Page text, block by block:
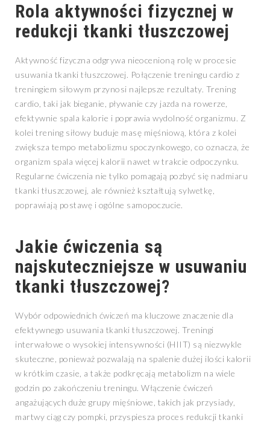
Rola aktywności fizycznej w
redukcji tkanki tłuszczowej
Aktywność fizyczna odgrywa nieocenioną rolę w procesie
usuwania tkanki tłuszczowej. Połączenie treningu cardio z
treningiem siłowym przynosi najlepsze rezultaty. Trening
cardio, taki jak bieganie, pływanie czy jazda na rowerze,
efektywnie spala kalorie i poprawia wydolność organizmu. Z
kolei trening siłowy buduje masę mięśniową, która z kolei
zwiększa tempo metabolizmu spoczynkowego, co oznacza, że
organizm spala więcej kalorii nawet w trakcie odpoczynku.
Regularne ćwiczenia nie tylko pomagają pozbyć się nadmiaru
tkanki tłuszczowej, ale również kształtują sylwetkę,
poprawiają postawę i ogólne samopoczucie.
Jakie ćwiczenia są
najskuteczniejsze w usuwaniu
tkanki tłuszczowej?
Wybór odpowiednich ćwiczeń ma kluczowe znaczenie dla
efektywnego usuwania tkanki tłuszczowej. Treningi
interwałowe o wysokiej intensywności (HIIT) są niezwykle
skuteczne, ponieważ pozwalają na spalenie dużej ilości kalorii
w krótkim czasie, a także podkręcają metabolizm na wiele
godzin po zakończeniu treningu. Włączenie ćwiczeń
angażujących duże grupy mięśniowe, takich jak przysiady,
martwy ciąg czy pompki, przyspiesza proces redukcji tkanki